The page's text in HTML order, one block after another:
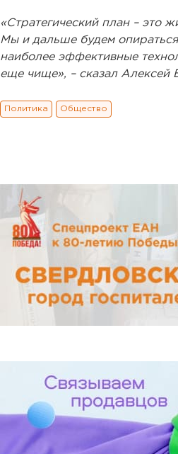
«Стратегический план – это
Мы и дальше будем
наиболее эффективные
еще чище», – сказал Алексей
Политика Общество